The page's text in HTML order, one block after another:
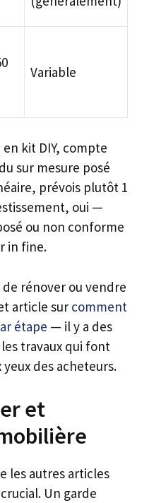
Variable
kit DIY, compte
sur mesure posé
prévois plutôt 1
oui —
ou non conforme
in fine.
de rénover ou vendre
article sur comment
étape — il y a des
travaux qui font
des acheteurs.
et
les autres articles
Un garde